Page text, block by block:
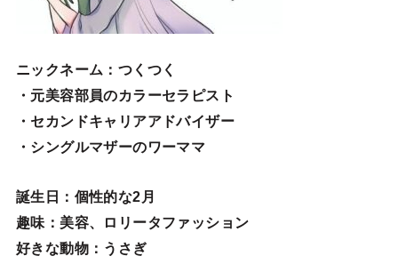
ニックネーム ：つくつく
・元美容部員のカラーセラピスト
・セカンドキャリアアドバイザー
・シングルマザーのワーママ
誕生日 ：個性的な2月
趣味 ：美容、ロリータファッション
好きな動物：うさぎ